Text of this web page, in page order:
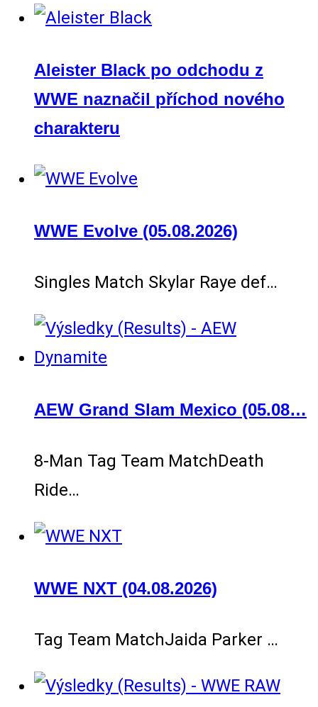
Aleister Black po odchodu z
WWE naznačil příchod nového
charakteru
WWE Evolve (05.08.2026)
Singles Match Skylar Raye def…
AEW Grand Slam Mexico (05.08…
8-Man Tag Team MatchDeath
Ride…
WWE NXT (04.08.2026)
Tag Team MatchJaida Parker …